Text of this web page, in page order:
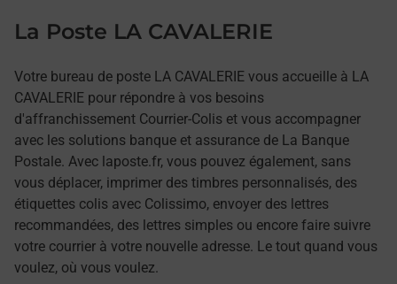
La Poste LA CAVALERIE
Votre bureau de poste LA CAVALERIE vous accueille à LA
CAVALERIE pour répondre à vos besoins
d'affranchissement Courrier-Colis et vous accompagner
avec les solutions banque et assurance de La Banque
Postale. Avec laposte.fr, vous pouvez également, sans
vous déplacer, imprimer des timbres personnalisés, des
étiquettes colis avec Colissimo, envoyer des lettres
recommandées, des lettres simples ou encore faire suivre
votre courrier à votre nouvelle adresse. Le tout quand vous
voulez, où vous voulez.